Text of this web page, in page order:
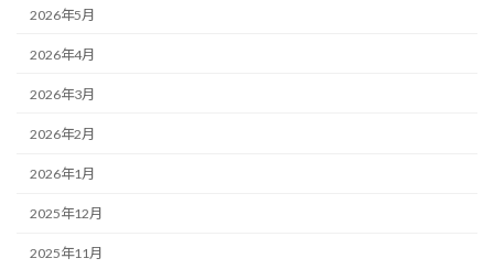
2026年5月
2026年4月
2026年3月
2026年2月
2026年1月
2025年12月
2025年11月